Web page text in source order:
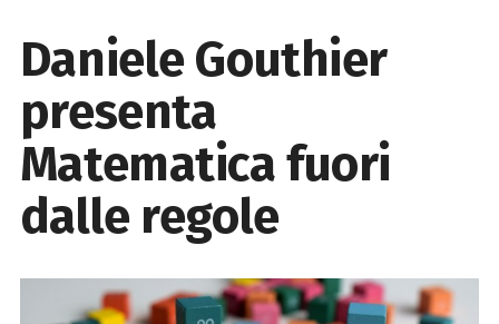
Daniele Gouthier
presenta
Matematica fuori
dalle regole